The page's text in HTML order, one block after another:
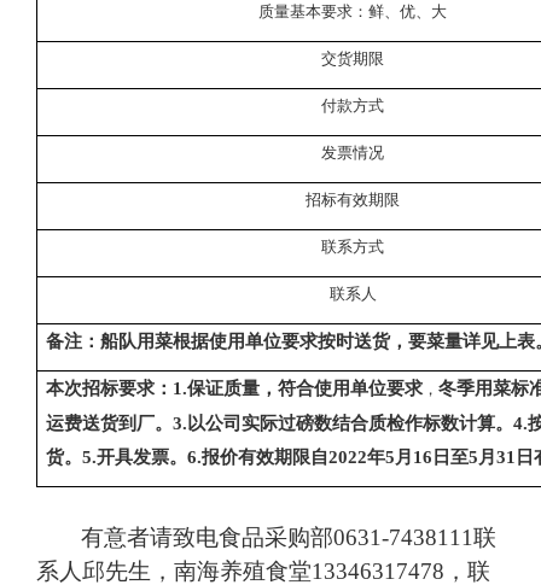
质量基本要求：鲜、优、大
交货期限
付款方式
发票情况
招标有效期限
联系方式
联系人
备注：船队用菜根据使用单位要求按时送货，要菜量详见上表
本次招标要求： 1.保证质量，符合使用单位要求 ， 冬季用菜标
运费送货到厂。 3. 以公司实际过磅数结合质检作标数计算。 4.
货。 5.开具发票。 6.报价有效期限自2022年5 月 16 日至5 月 31 日
有意者请致电食品采购部0631-7438111联
系人邱先生，南海养殖食堂13346317478 ，联